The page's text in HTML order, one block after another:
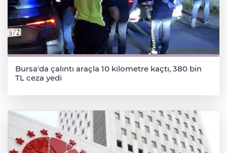
Bursa'da çalıntı araçla 10 kilometre kaçtı, 380 bin
TL ceza yedi